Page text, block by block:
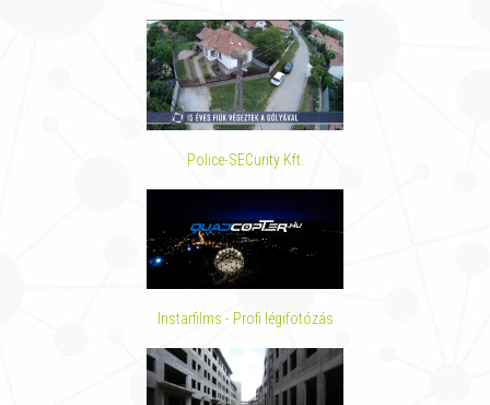
Police-SECurity Kft.
Instarfilms - Profi légifotózás